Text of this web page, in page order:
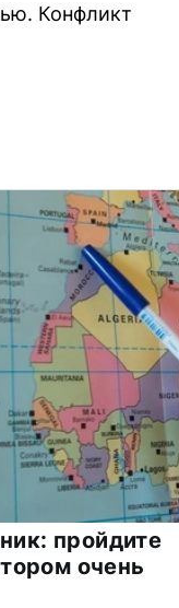
Конфликт
пройдите
очень